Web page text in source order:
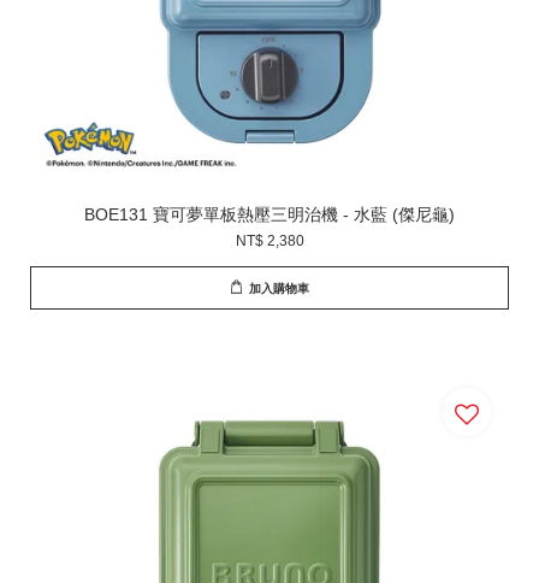
BOE131 寶可夢單板熱壓三明治機 - 水藍 (傑尼龜)
NT$ 2,380
加入購物車